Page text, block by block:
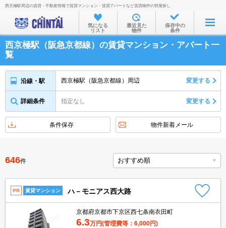
お部屋を探す
沿線・駅から
住所から
家賃相場から
不動産会社から
西京極駅周辺の賃貸・不動産情報で賃貸マンション・賃貸アパートなど賃貸物件の部屋探し
気になる
リスト
最近見た
物件
保存中の
条件
西京極駅（阪急京都線）の賃貸マンション・アパート一
覧
沿線・駅 西京極駅（阪急京都線）周辺 変更する
詳細条件 指定なし 変更する
条件保存 物件新着メール
646件
PR 賃貸マンション ハ－モニアス西大路
京都府京都市下京区西七条南衣田町
6.3万円(管理費等：6,000円)